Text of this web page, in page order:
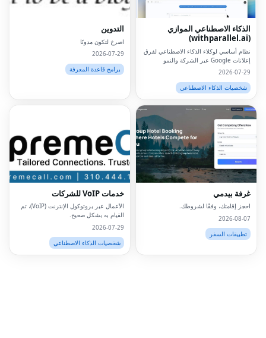
الذكاء الاصطناعي الموازي
(withparallel.ai)
نظام أساسي لوكلاء الذكاء الاصطناعي لفرق
إعلانات Google عبر الشركة والنمو
والوكالات والوسائط المدفوعة.
2026-07-29
شخصيات الذكاء الاصطناعي
التدوين
اصرخ لتكون مدونًا
2026-07-29
برامج قاعدة المعرفة
غرفة بيدمي
احجز إقامتك، وفقًا لشروطك.
2026-08-07
تطبيقات السفر
خدمات VoIP للشركات
الأعمال عبر بروتوكول الإنترنت (VoIP)، تم
القيام به بشكل صحيح.
2026-07-29
شخصيات الذكاء الاصطناعي
Facebook
Twitter
LinkedIn
Pinterest
Snapchat
WhatsApp